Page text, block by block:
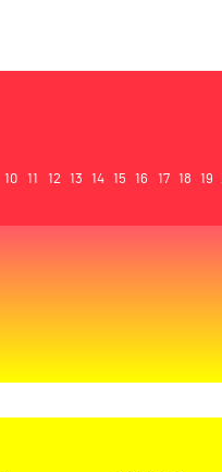
10 11 12 13 14 15 16 17 18 19